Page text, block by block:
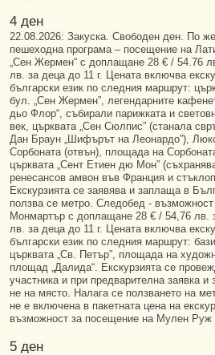
4 ден
22.08.2026: Закуска. Свободен ден. По
пешеходна програма – посещение на
„Сен Жермен“ с доплащане 28 € / 54.76
лв. за деца до 11 г. Цената включва
български език по следния маршрут:
бул. „Сен Жермен”, легендарните
дьо Флор“, събирали парижката и
век, църквата „Сен Сюлпис” (станала
Дан Браун „Шифърът на Леонардо”),
Сорбоната (отвън), площада на
църквата „Сент Етиен дю Мон”
ренесансов амвон във Франция и
Екскурзията се заявява и заплаща в
ползва се метро. Следобед -
Монмартър с доплащане 28 € / 54,76 лв.
лв. за деца до 11 г. Цената включва
български език по следния маршрут:
църквата „Св. Петър”, площада на
площад „Далида“. Екскурзията се
участника и при предварителна заявка
не на място. Налага се ползването на
не е включена в пакетната цена на
възможност за посещение на Мулен
5 ден